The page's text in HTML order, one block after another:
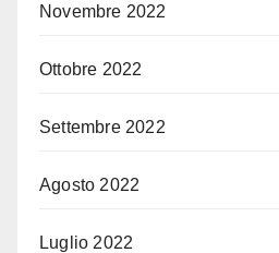
Novembre 2022
Ottobre 2022
Settembre 2022
Agosto 2022
Luglio 2022